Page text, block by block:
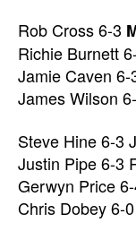
Rob Cross 6-3
Richie Burnett
Jamie Caven
James Wilson
Steve Hine 6-3
Justin Pipe 6-3
Gerwyn Price
Chris Dobey 6-